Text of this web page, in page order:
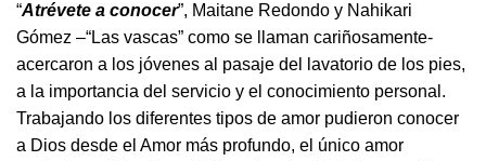
“Atrévete a conocer”, Maitane Redondo y Nahikari
Gómez –“Las vascas” como se llaman cariñosamente-
acercaron a los jóvenes al pasaje del lavatorio de los pies,
a la importancia del servicio y el conocimiento personal.
Trabajando los diferentes tipos de amor pudieron conocer
a Dios desde el Amor más profundo, el único amor